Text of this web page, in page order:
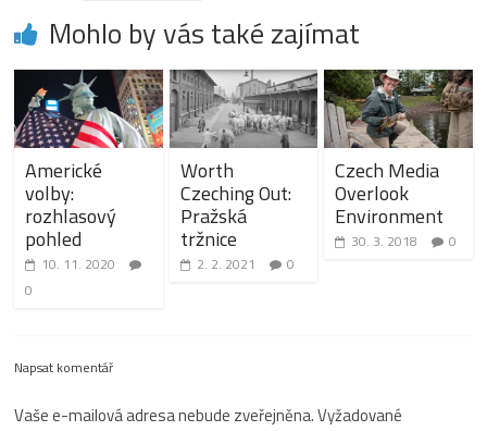
Mohlo by vás také zajímat
Americké
volby:
rozhlasový
pohled
10. 11. 2020
0
Worth
Czeching Out:
Pražská
tržnice
2. 2. 2021 0
Czech Media
Overlook
Environment
30. 3. 2018 0
Napsat komentář
Vaše e-mailová adresa nebude zveřejněna.Vyžadované